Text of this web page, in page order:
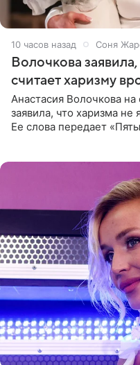
10 часов назад Соня
Волочкова
считает харизму
Анастасия Волочкова
заявила, что харизма
Ее слова передает